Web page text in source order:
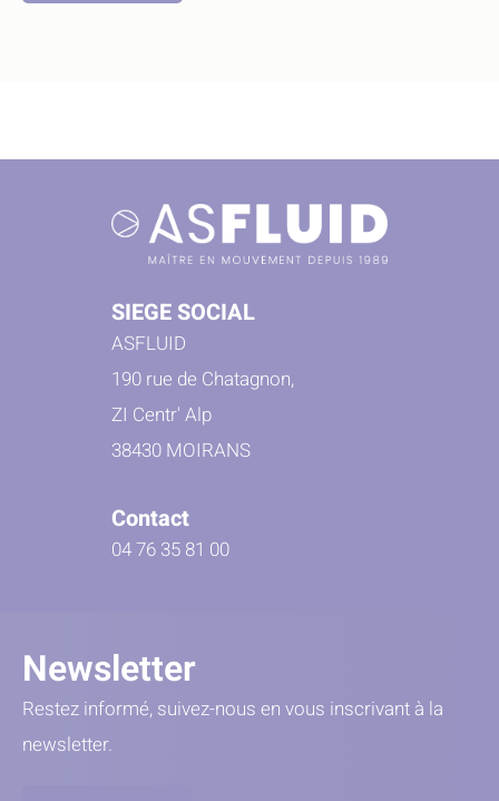
SIEGE SOCIAL
ASFLUID
190 rue de Chatagnon,
ZI Centr' Alp
38430 MOIRANS
Contact
04 76 35 81 00
Newsletter
Restez informé, suivez-nous en vous inscrivant à la
newsletter.